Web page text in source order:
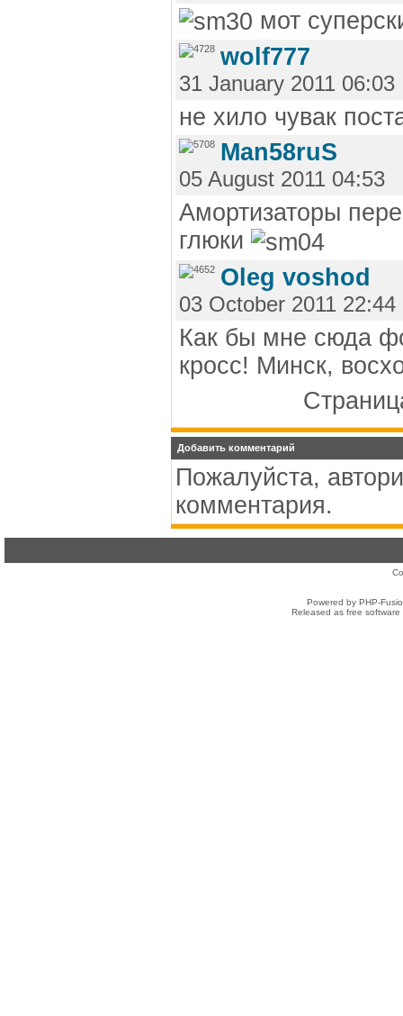
мот
wolf777
31 January 2011 06:03
не хило чувак
Man58ruS
05 August 2011 04:53
Амортизаторы
глюки
Oleg voshod
03 October 2011 22:44
Как бы мне сюда
кросс! Минск,
Добавить комментарий
Пожалуйста,
комментария.
Powered by PHP-
Released as free